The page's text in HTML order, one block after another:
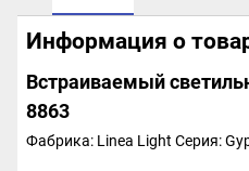
Информация о
Встраиваемый
8863
Фабрика: Linea Light Серия: